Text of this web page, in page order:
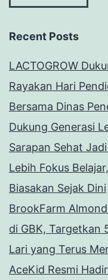
Recent Posts
LACTOGROW
Rayakan Hari
Bersama Dinas
Dukung Generasi
Sarapan Sehat
Lebih Fokus
Biasakan Sejak Dini
BrookFarm
di GBK, Targetkan
Lari yang Terus
AceKid Resmi